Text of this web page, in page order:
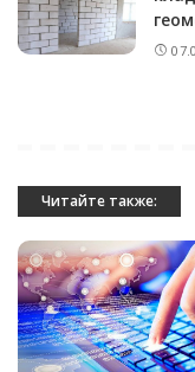
Читайте также: